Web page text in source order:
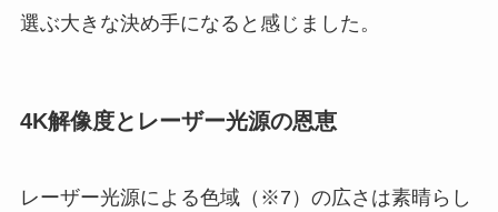
選ぶ大きな決め手になると感じました。
4K解像度とレーザー光源の恩恵
レーザー光源による色域（※7）の広さは素晴らし